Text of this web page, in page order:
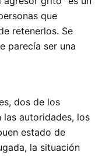
que
retenerlos. Se
parecía ser una
dos de los
las autoridades, los
estado de
la situación